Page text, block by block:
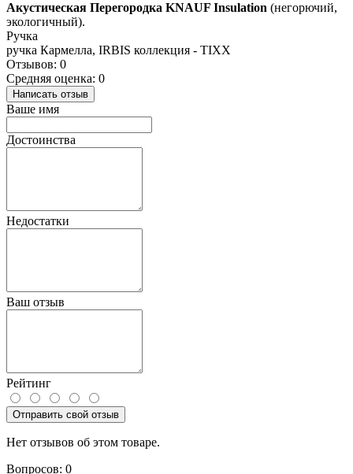
Акустическая Перегородка KNAUF Insulation (негорючий,
экологичный).
Ручка
ручка Кармелла, IRBIS коллекция - TIXX
Отзывов: 0
Средняя оценка: 0
Написать отзыв
Ваше имя
Достоинства
Недостатки
Ваш отзыв
Рейтинг
Отправить свой отзыв
Нет отзывов об этом товаре.
Вопросов: 0